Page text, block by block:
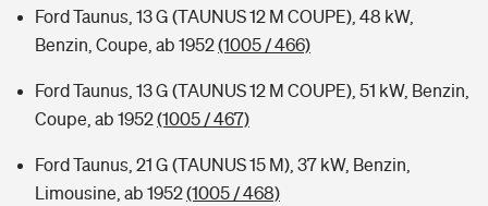
Ford Taunus, 13 G (TAUNUS 12 M COUPE), 48 kW,
Benzin, Coupe, ab 1952(1005 / 466)
Ford Taunus, 13 G (TAUNUS 12 M COUPE), 51 kW, Benzin,
Coupe, ab 1952(1005 / 467)
Ford Taunus, 21 G (TAUNUS 15 M), 37 kW, Benzin,
Limousine, ab 1952(1005 / 468)